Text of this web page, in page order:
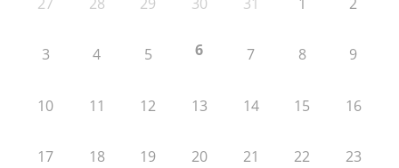
3 4 5 6 7 8 9
10 11 12 13 14 15 16
17 18 19 20 21 22 23